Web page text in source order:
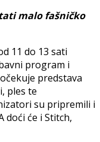
malo fašničko
11 do 13 sati
program i
predstava
ples te
su pripremili i
doći će i Stitch,